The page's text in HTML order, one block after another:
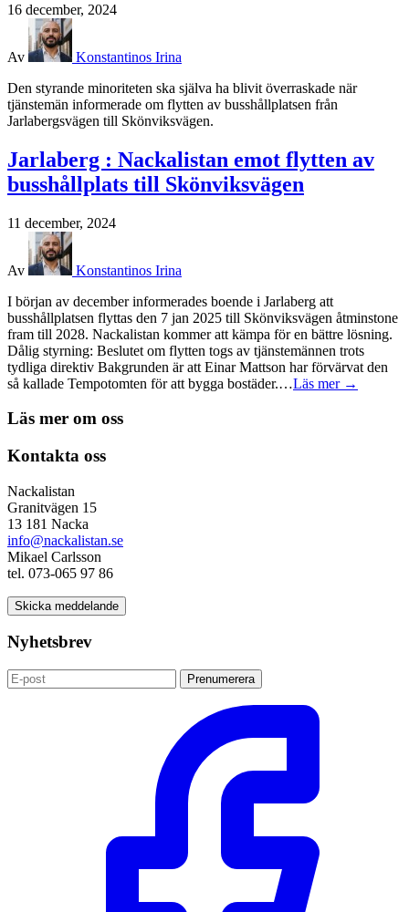
16 december, 2024
Av
Konstantinos Irina
Den styrande minoriteten ska själva ha blivit överraskade när
tjänstemän informerade om flytten av busshållplatsen från
Jarlabergsvägen till Skönviksvägen.
Jarlaberg : Nackalistan emot flytten av
busshållplats till Skönviksvägen
11 december, 2024
Av
Konstantinos Irina
I början av december informerades boende i Jarlaberg att
busshållplatsen flyttas den 7 jan 2025 till Skönviksvägen åtminstone
fram till 2028. Nackalistan kommer att kämpa för en bättre lösning.
Dålig styrning: Beslutet om flytten togs av tjänstemännen trots
tydliga direktiv Bakgrunden är att Einar Mattson har förvärvat den
så kallade Tempotomten för att bygga bostäder.…Läs mer →
Läs mer om oss
Kontakta oss
Nackalistan
Granitvägen 15
13 181 Nacka
info@nackalistan.se
Mikael Carlsson
tel. 073-065 97 86
Skicka meddelande
Nyhetsbrev
Prenumerera